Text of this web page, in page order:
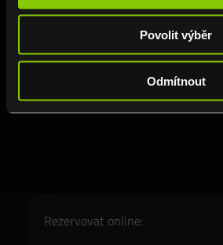
Povolit výběr
Odmítnout
Po rituálu si dopřejte klid – tělo
Rezervovat online: